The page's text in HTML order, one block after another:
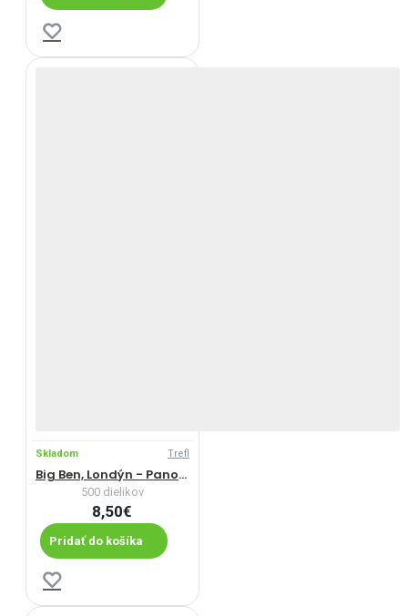
Skladom Trefl
Big Ben, Londýn - Panoramatické puzzle
500 dielikov
8,50€
Pridať do košíka